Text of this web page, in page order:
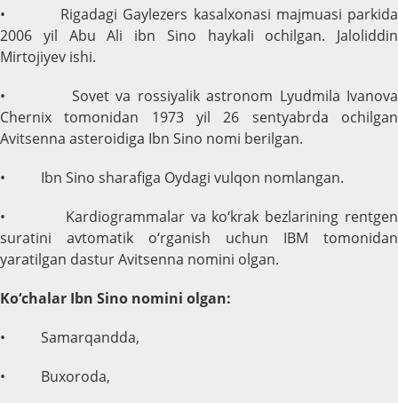
• Rigadagi Gaylezers kasalxonasi majmuasi parkida
2006 yil Abu Ali ibn Sino haykali ochilgan. Jaloliddin
Mirtojiyev ishi.
• Sovet va rossiyalik astronom Lyudmila Ivanova
Chernix tomonidan 1973 yil 26 sentyabrda ochilgan
Avitsenna asteroidiga Ibn Sino nomi berilgan.
• Ibn Sino sharafiga Oydagi vulqon nomlangan.
• Kardiogrammalar va ko‘krak bezlarining rentgen
suratini avtomatik o‘rganish uchun IBM tomonidan
yaratilgan dastur Avitsenna nomini olgan.
Ko‘chalar Ibn Sino nomini olgan:
• Samarqandda,
• Buxoroda,